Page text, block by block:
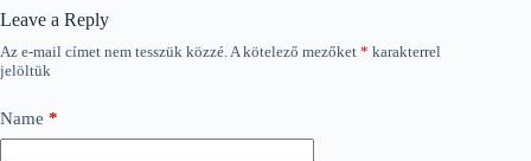
Leave a Reply
Az e-mail címet nem tesszük közzé.A kötelező mezőket * karakterrel
jelöltük
Name *